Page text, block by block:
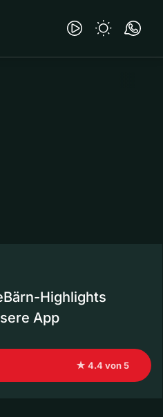
Highlights
App
★ 4.4 von 5